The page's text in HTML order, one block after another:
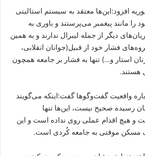
افزود:این‌ها معتقد به سیستم استالینی
مانند پیغمبر می‌پرستند و باوری به
دیگر از جمله لیبرال ندارند و به همین
فشار خود از قبیل(جوانان انقلابی،
استار و…) تنها به فشار بر جامعه همچون
هستند.
واقعیت گفت‌وگوها گفت:اینکه می‌گویند
رسیده صحیح نیست، این‌ها تنها
و هیچ اقدام عملی روی نداده است و این
یک مسکن موقتی به جامعه کُردی است.